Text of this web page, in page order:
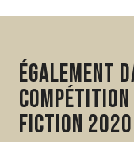
Également
fiction